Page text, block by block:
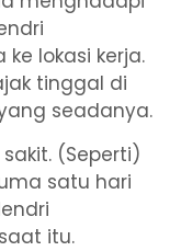
lokasi kerja.
tinggal di
seadanya.
(Seperti)
satu hari
itu.